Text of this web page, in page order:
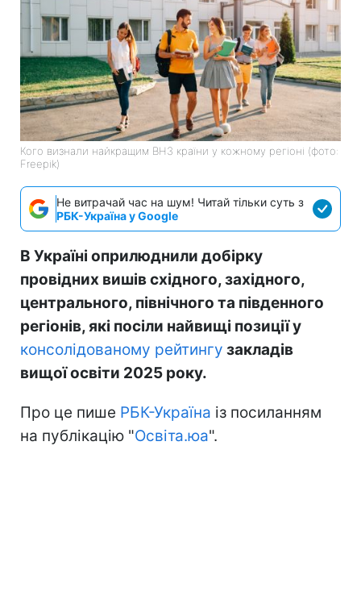
Кого визнали найкращим ВНЗ країни у кожному регіоні (фото:
Freepik)
Не витрачай час на шум! Читай тільки суть з
РБК-Україна у Google
В Україні оприлюднили добірку
провідних вишів східного, західного,
центрального, північного та південного
регіонів, які посіли найвищі позиції у
консолідованому рейтингу закладів
вищої освіти 2025 року.
Про це пише РБК-Україна із посиланням
на публікацію "Освіта.юа".